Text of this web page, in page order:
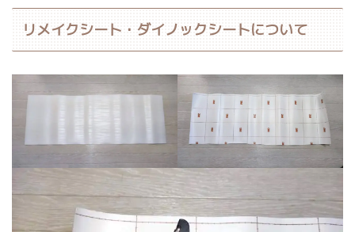
リメイクシート・ダイノックシートについて